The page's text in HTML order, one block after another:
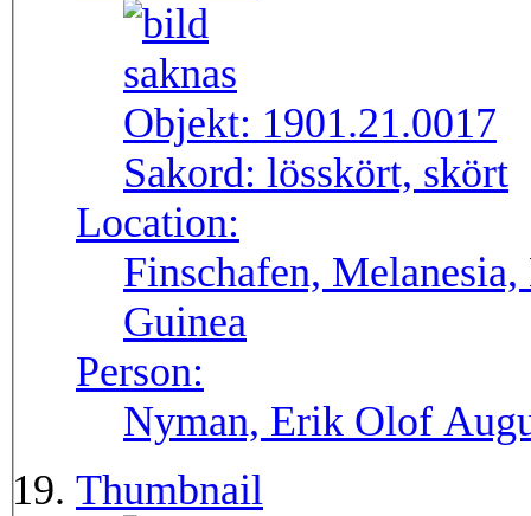
Objekt: 1901.21.0017
Sakord: lösskört, skört
Location:
Finschafen,
Guinea
Person:
Nyman, Erik Olof
Thumbnail